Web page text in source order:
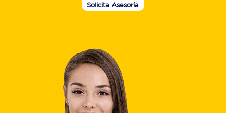
Solicita Asesoría